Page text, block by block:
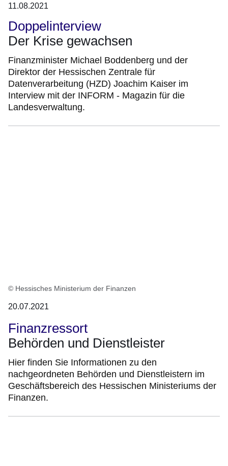
11.08.2021
Doppelinterview
Der Krise gewachsen
Finanzminister Michael Boddenberg und der
Direktor der Hessischen Zentrale für
Datenverarbeitung (HZD) Joachim Kaiser im
Interview mit der INFORM - Magazin für die
Landesverwaltung.
© Hessisches Ministerium der Finanzen
20.07.2021
Finanzressort
Behörden und Dienstleister
Hier finden Sie Informationen zu den
nachgeordneten Behörden und Dienstleistern im
Geschäftsbereich des Hessischen Ministeriums der
Finanzen.